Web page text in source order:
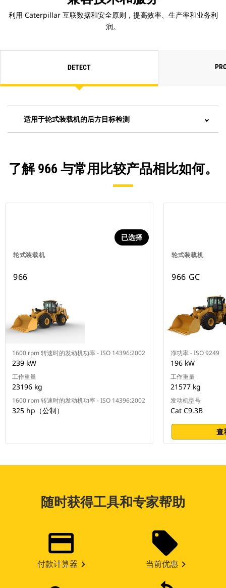
利用 Caterpillar 互联数据和安全原则，提高效率、生产率和业务利
润。
DETECT
适用于轮式装载机的后方目标检测
了解 966 与常用比较产品相比如何。
轮式装载机
已选择
966
1600 rpm 转速时的发动机功率 - ISO 14396:2002
239 kW
工作重量
23196 kg
1600 rpm 转速时的发动机功率 - ISO 14396:2002
325 hp（公制）
轮式装载机
966 GC
净功率 - ISO 9249
196 kW
工作重量
21577 kg
发动机型号
Cat C9.3B
查
随时获得工具和专家帮助
付款计算器 当前优惠